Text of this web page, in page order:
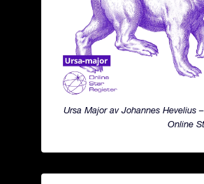
Ursa Major av Johannes Hevelius
Online